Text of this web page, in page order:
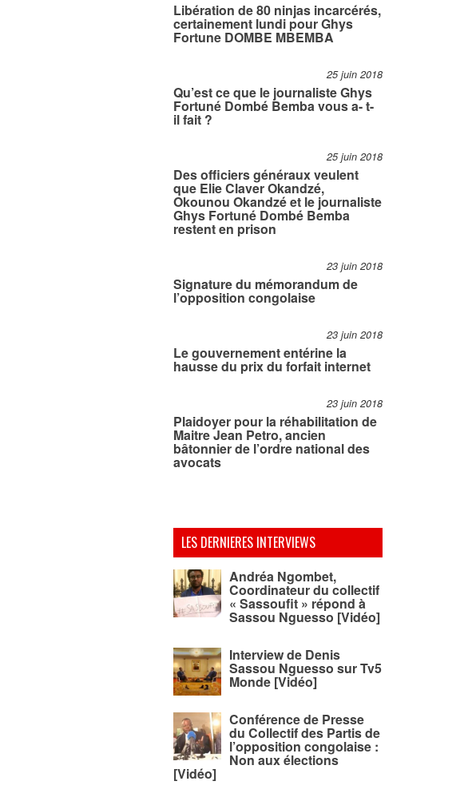
Libération de 80 ninjas incarcérés,
certainement lundi pour Ghys
Fortune DOMBE MBEMBA
25 juin 2018
Qu’est ce que le journaliste Ghys
Fortuné Dombé Bemba vous a- t-
il fait ?
25 juin 2018
Des officiers généraux veulent
que Elie Claver Okandzé,
Okounou Okandzé et le journaliste
Ghys Fortuné Dombé Bemba
restent en prison
23 juin 2018
Signature du mémorandum de
l’opposition congolaise
23 juin 2018
Le gouvernement entérine la
hausse du prix du forfait internet
23 juin 2018
Plaidoyer pour la réhabilitation de
Maitre Jean Petro, ancien
bâtonnier de l’ordre national des
avocats
LES DERNIERES INTERVIEWS
Andréa Ngombet,
Coordinateur du collectif
« Sassoufit » répond à
Sassou Nguesso [Vidéo]
Interview de Denis
Sassou Nguesso sur Tv5
Monde [Vidéo]
Conférence de Presse
du Collectif des Partis de
l’opposition congolaise :
Non aux élections
[Vidéo]